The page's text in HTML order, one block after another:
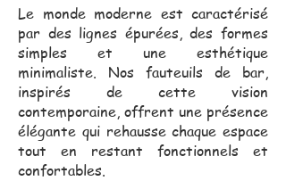
Le monde moderne est caractérisé
par des lignes épurées, des formes
simples et une esthétique
minimaliste. Nos fauteuils de bar,
inspirés de cette vision
contemporaine, offrent une présence
élégante qui rehausse chaque espace
tout en restant fonctionnels et
confortables.